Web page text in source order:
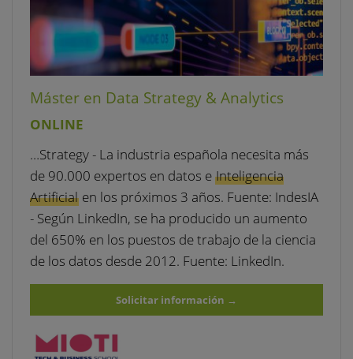
Máster en Data Strategy & Analytics
ONLINE
…Strategy - La industria española necesita más
de 90.000 expertos en datos e Inteligencia
Artificialen los próximos 3 años. Fuente: IndesIA
- Según LinkedIn, se ha producido un aumento
del 650% en los puestos de trabajo de la ciencia
de los datos desde 2012. Fuente: LinkedIn.
Solicitar información →